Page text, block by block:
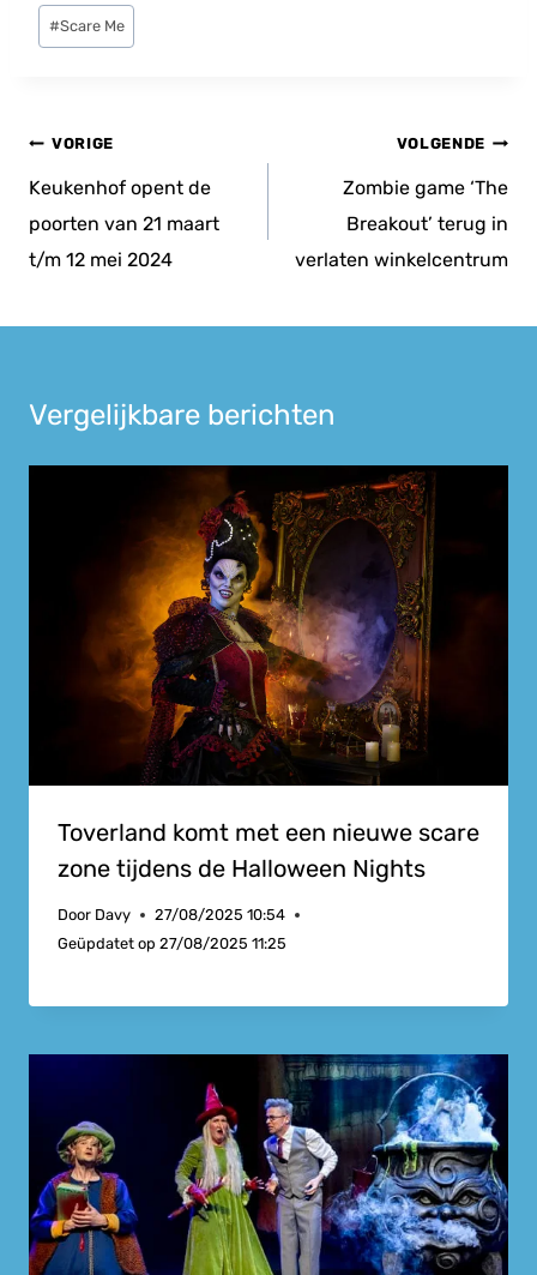
Bericht
tags:
#Scare Me
Bericht
navigatie
VORIGE
Keukenhof opent de
poorten van 21 maart
t/m 12 mei 2024
VOLGENDE
Zombie game ‘The
Breakout’ terug in
verlaten winkelcentrum
Vergelijkbare berichten
Toverland komt met een nieuwe scare
zone tijdens de Halloween Nights
Door Davy
27/08/2025 10:54
Geüpdatet op 27/08/2025 11:25